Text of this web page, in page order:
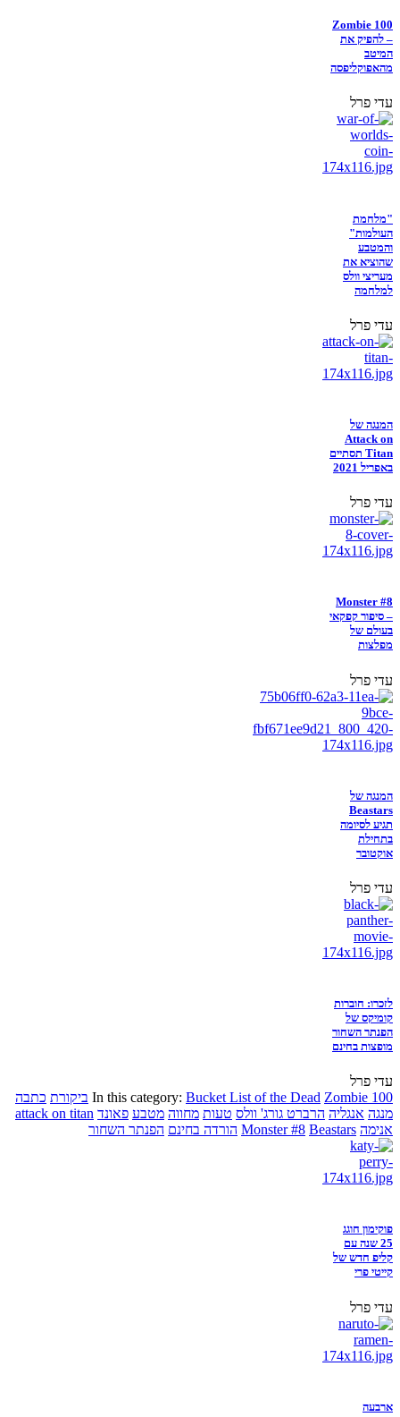
Zombie 100
– להפיק את
המיטב
מהאפוקליפסה
עדי פרל
"מלחמת
העולמות"
והמטבע
שהוציא את
מעריצי וולס
למלחמה
עדי פרל
המנגה של
Attack on
Titan תסתיים
באפריל 2021
עדי פרל
Monster #8
– סיפור קפקאי
בעולם של
מפלצות
עדי פרל
המנגה של
Beastars
תגיע לסיומה
בתחילת
אוקטובר
עדי פרל
לזכרו: חוברות
קומיקס של
הפנתר השחור
מופצות בחינם
עדי פרל
In this category: Bucket List of the Dead Zombie 100 ביקורת כתבה
מנגה אנגליה הרברט גורג' וולס טעות מחווה מטבע פאונד attack on titan
אנימה
Monster #8 Beastars הורדה בחינם הפנתר השחור
פוקימון חוגג
25 שנה עם
קליפ חדש של
קייטי פרי
עדי פרל
ארבעה